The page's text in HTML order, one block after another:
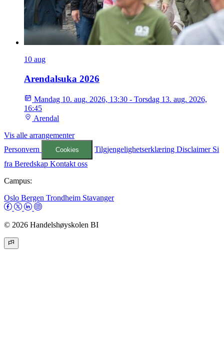
10 aug
Arendalsuka 2026
Mandag 10. aug. 2026, 13:30 - Torsdag 13. aug. 2026,
16:45
Arendal
Vis alle arrangementer
Personvern
Cookies TilgjengelighetserklæringDisclaimer Si
fra Beredskap Kontakt oss
Campus:
Oslo Bergen Trondheim Stavanger
© 2026 Handelshøyskolen BI